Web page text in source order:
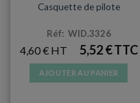
Casquette de pilote
Réf: WID.3326
4,60€ 5,52€
AJOUTER AU PANIER